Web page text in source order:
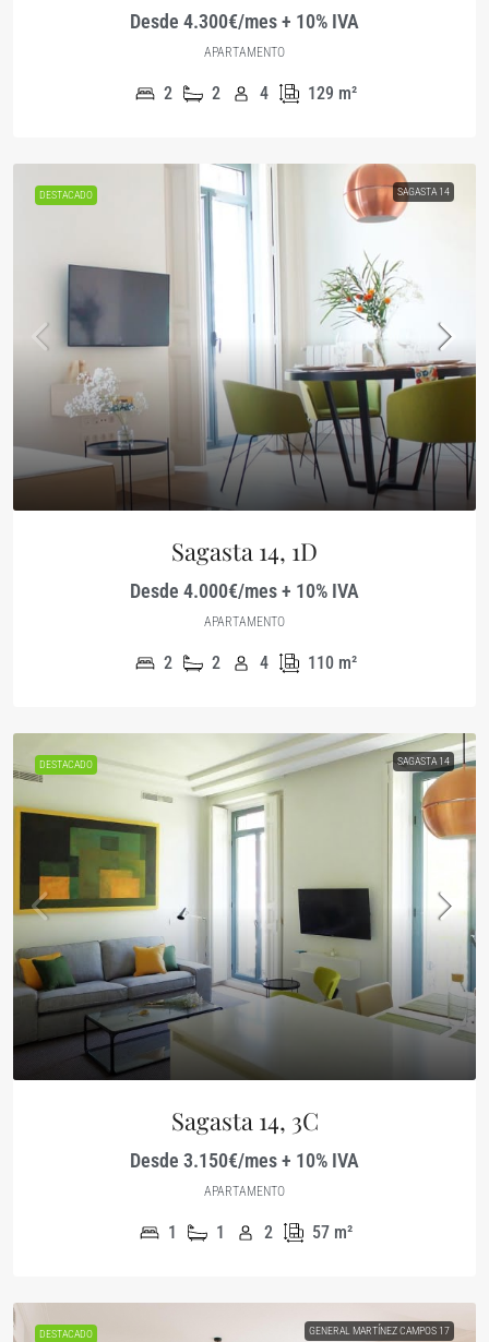
Desde 4.300€/mes + 10% IVA
APARTAMENTO
2 2 4 129 m²
DESTACADO SAGASTA 14
Sagasta 14, 1D
Desde 4.000€/mes + 10% IVA
APARTAMENTO
2 2 4 110 m²
DESTACADO SAGASTA 14
Sagasta 14, 3C
Desde 3.150€/mes + 10% IVA
APARTAMENTO
1 1 2 57 m²
DESTACADO GENERAL MARTÍNEZ CAMPOS 17